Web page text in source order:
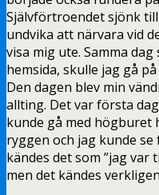
Självförtroendet sjönk
undvika att närvara vid
visa mig ute. Samma
hemsida, skulle jag gå
Den dagen blev min
allting. Det var första
kunde gå med högburet
ryggen och jag kunde
kändes det som ”jag var
men det kändes